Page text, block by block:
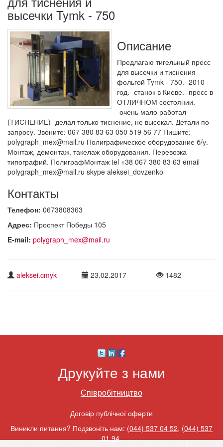
высечки Tymk - 750
Описание
Предлагаю тигельный пресс
для высечки и тиснения
фольгой Tymk - 750. -2010
год. -станок в Киеве. -пресс в
ОТЛИЧНОМ состоянии.
-очень мало работал
(ТИСНЕНИЕ) -делал только тиснение, не высекал. Детали по
запросу. Звоните: 067 380 83 63 050 519 56 77 Пишите:
polygraph_mex@mail.ru Полиграфическое оборудование б/у.
Монтаж, демонтаж, такелаж оборудования. Перевозка
типографий. ПолиграфМонтаж tel +38 067 380 83 63 email
polygraph_mex@mail.ru skype aleksei_dovzenko
Контакты
Телефон: 0673808363
Адрес: Проспект Победы 105
E-mail: polygraph_mex@mail.ru
aleksei.cmyk 23.02.2017 1482
Друкуйте з нами
Співробітництво
Договір публічної оферти
Виникли питання? Подзвоніть нам: (044) 537 04 52, (044) 537
01 94.